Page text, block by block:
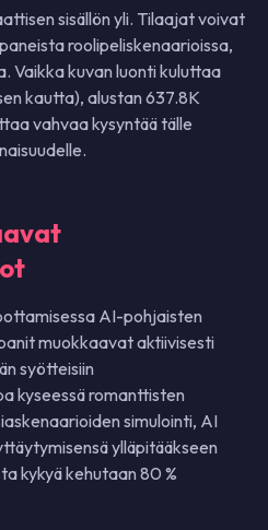
sisällön yli. Tilaajat voivat
roolipeliskenaarioissa,
Vaikka kuvan luonti kuluttaa
kautta), alustan 637.8K
vahvaa kysyntää tälle
AI-pohjaisten
muokkaavat aktiivisesti
syötteisiin
kyseessä romanttisten
simulointi, AI
ylläpitääkseen
kykyä kehutaan 80 %